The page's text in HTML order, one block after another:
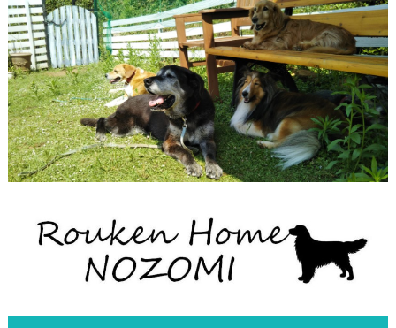
コ
ン
テ
ン
ツ
へ
ス
キ
ッ
プ
老犬ホーム のぞみ